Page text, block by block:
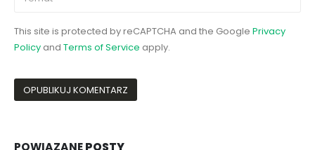
This site is protected by reCAPTCHA and the Google Privacy
Policy and Terms of Service apply.
POWIĄZANEPOSTY